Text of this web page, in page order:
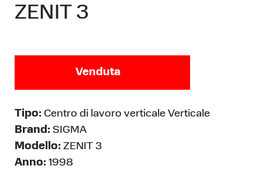
ZENIT 3
Venduta
Tipo: Centro di lavoro verticale Verticale
Brand: SIGMA
Modello: ZENIT 3
Anno: 1998